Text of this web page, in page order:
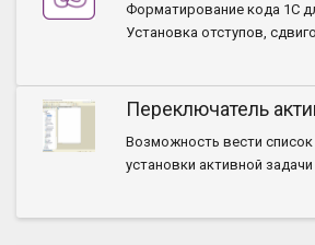
Форматирование кода 1С
Установка отступов,
Переключатель
Возможность вести список
установки активной